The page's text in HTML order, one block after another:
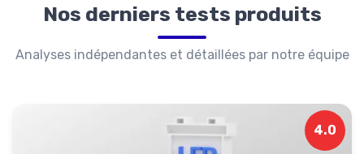
Nos derniers tests produits
Analyses indépendantes et détaillées par notre équipe
4.0